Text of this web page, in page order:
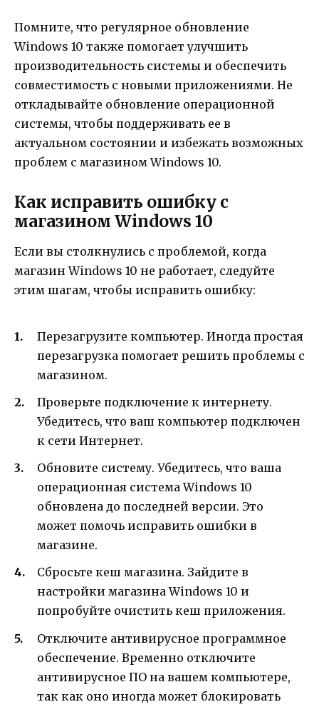
Помните, что регулярное обновление
Windows 10 также помогает улучшить
производительность системы и обеспечить
совместимость с новыми приложениями. Не
откладывайте обновление операционной
системы, чтобы поддерживать ее в
актуальном состоянии и избежать возможных
проблем с магазином Windows 10.
Как исправить ошибку с
магазином Windows 10
Если вы столкнулись с проблемой, когда
магазин Windows 10 не работает, следуйте
этим шагам, чтобы исправить ошибку:
Перезагрузите компьютер. Иногда простая
перезагрузка помогает решить проблемы с
магазином.
Проверьте подключение к интернету.
Убедитесь, что ваш компьютер подключен
к сети Интернет.
Обновите систему. Убедитесь, что ваша
операционная система Windows 10
обновлена до последней версии. Это
может помочь исправить ошибки в
магазине.
Сбросьте кеш магазина. Зайдите в
настройки магазина Windows 10 и
попробуйте очистить кеш приложения.
Отключите антивирусное программное
обеспечение. Временно отключите
антивирусное ПО на вашем компьютере,
так как оно иногда может блокировать